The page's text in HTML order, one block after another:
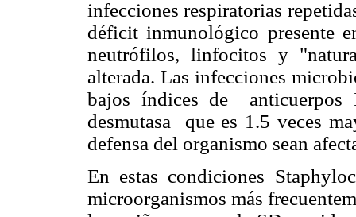
infecciones respiratorias
déficit inmunológico presente
neutrófilos, linfocitos y
alterada. Las infecciones
bajos índices de
desmutasa que es 1.5 veces
defensa del organismo sean
En estas condiciones
microorganismos más